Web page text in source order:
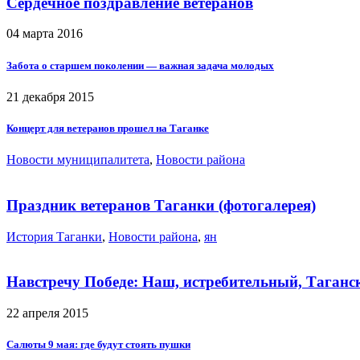
04 марта 2016
Забота о старшем поколении — важная задача молодых
21 декабря 2015
Концерт для ветеранов прошел на Таганке
Новости муниципалитета, Новости района
Праздник ветеранов Таганки (фотогалерея)
История Таганки, Новости района, ян
Навстречу Победе: Наш, истребительный,
22 апреля 2015
Салюты 9 мая: где будут стоять пушки